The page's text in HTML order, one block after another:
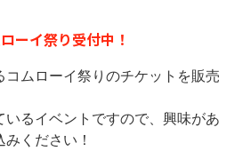
ーイ祭り受付中！
ムローイ祭りのチケットを販売
るイベントですので、興味があ
ください！